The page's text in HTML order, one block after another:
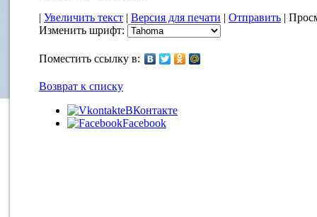
| Увеличить текст | Версия для печати | Отправить |
Изменить шрифт:
Поместить ссылку в:
Возврат к списку
ВКонтакте
Facebook